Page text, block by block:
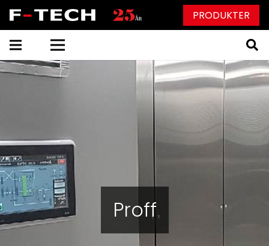
PRODUKTER
Proff